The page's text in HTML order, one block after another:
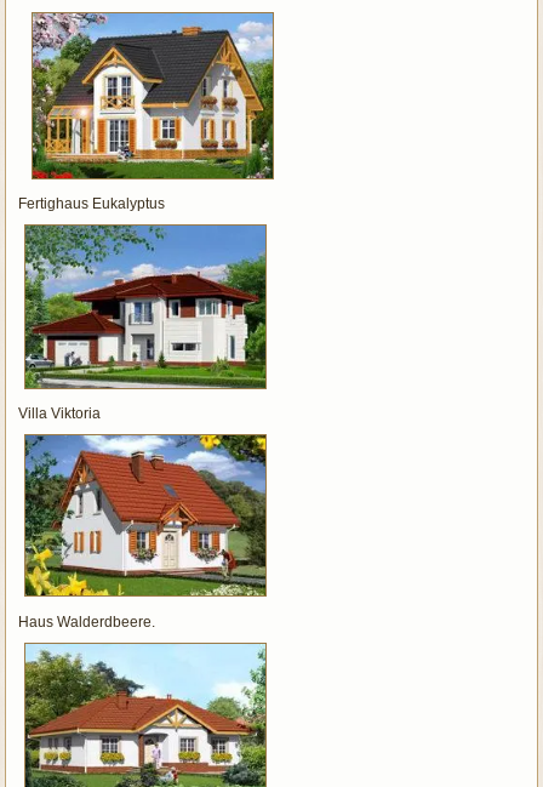
Fertighaus Eukalyptus
Villa Viktoria
Haus Walderdbeere.